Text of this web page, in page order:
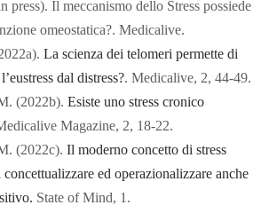
press). Il meccanismo dello Stress possiede
omeostatica?. Medicalive.
La scienza dei telomeri permette di
dal distress?. Medicalive, 2, 44-49.
(2022b).Esiste uno stress cronico
Magazine, 2, 18-22.
(2022c).Il moderno concetto di stress
concettualizzare ed operazionalizzare anche
State of Mind, 1.